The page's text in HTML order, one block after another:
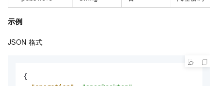
示例
JSON 格式
{